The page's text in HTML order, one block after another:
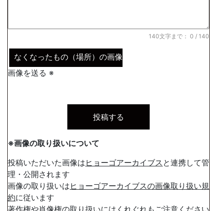
140文字まで： 0 / 140
なくなったもの（場所）の画像
画像を送る ※
※画像の取り扱いについて
投稿いただいた画像は ヒョーゴアーカイブス と連携して管
理・公開されます
画像の取り扱いは ヒョーゴアーカイブスの画像取り扱い規
約に従います
著作権や肖像権の取り扱いにはくれぐれもご注意ください